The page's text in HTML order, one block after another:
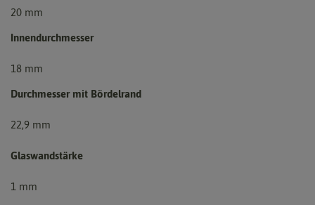
20 mm
Innendurchmesser
18 mm
Durchmesser mit Bördelrand
22,9 mm
Glaswandstärke
1 mm